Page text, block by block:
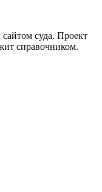
суда. Проект
справочником.